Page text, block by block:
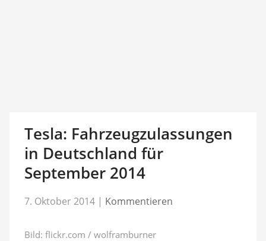
Tesla: Fahrzeugzulassungen
in Deutschland für
September 2014
7. Oktober 2014 | Kommentieren
Bild: flickr.com / wolframburner